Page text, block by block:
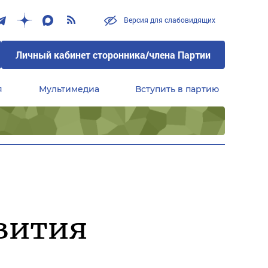
Версия для слабовидящих
Личный кабинет сторонника/члена Партии
Мультимедиа Вступить в партию